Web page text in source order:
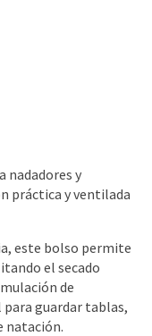
nadadores y
práctica y ventilada
este bolso permite
el secado
de
para guardar tablas,
natación.